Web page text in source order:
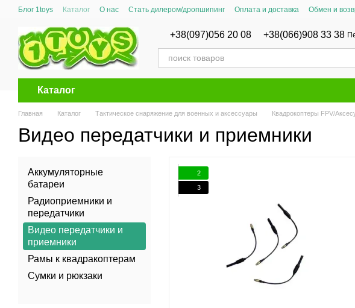
Перейти к основному контенту
Блог 1toys Каталог О нас Стать дилером/дропшипинг Оплата и доставка Обмен и
+38(097)056 20 08 +38(066)908 33 38
Каталог
Главная Каталог Тактическое снаряжение для военных и аксессуары Квадрокоптеры FPV/
Видео передатчики и приемники
2
3
Аккумуляторные
батареи
Радиоприемники и
передатчики
Видео передатчики и
приемники
Рамы к квадракоптерам
Сумки и рюкзаки